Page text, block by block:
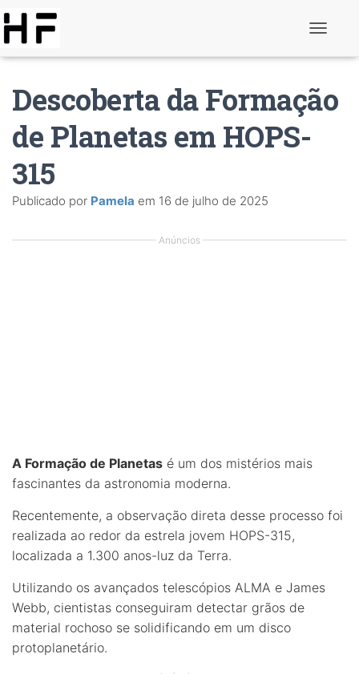
r
n
a
Descoberta da Formação
de Planetas em HOPS-
315
Publicado por Pamela em 16 de julho de 2025
Anúncios
A Formação de Planetas é um dos mistérios mais
fascinantes da astronomia moderna.
Recentemente, a observação direta desse processo foi
realizada ao redor da estrela jovem HOPS-315,
localizada a 1.300 anos-luz da Terra.
Utilizando os avançados telescópios ALMA e James
Webb, cientistas conseguiram detectar grãos de
material rochoso se solidificando em um disco
protoplanetário.